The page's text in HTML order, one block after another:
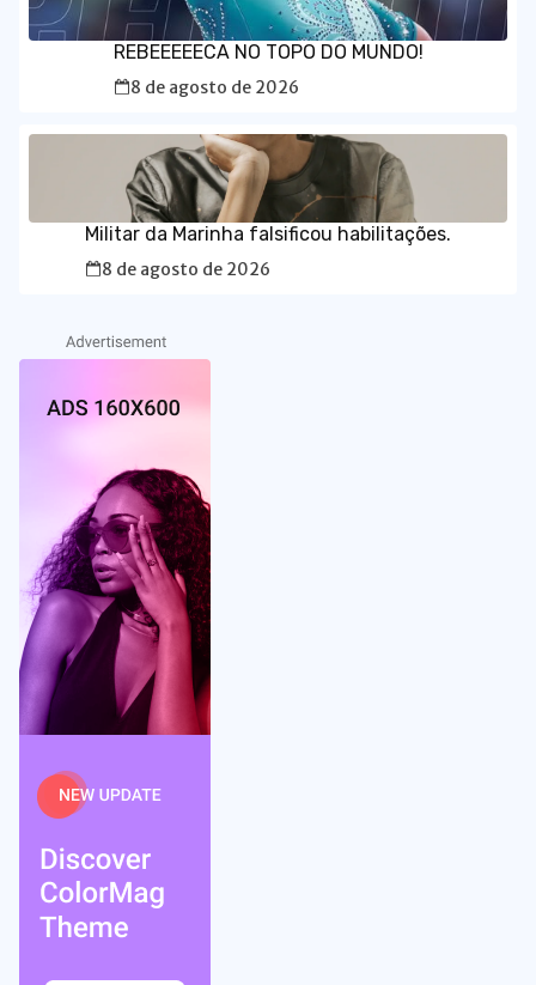
REBEEEEECA NO TOPO DO MUNDO!
8 de agosto de 2026
Militar da Marinha falsificou habilitações.
8 de agosto de 2026